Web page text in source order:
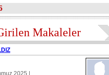
Makaleler
2025 |